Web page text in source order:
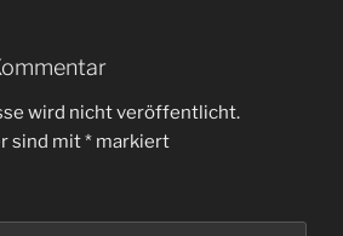
wird nicht veröffentlicht.
sind mit* markiert